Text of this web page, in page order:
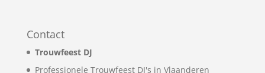
Contact
Trouwfeest DJ
Professionele Trouwfeest DJ's in Vlaanderen